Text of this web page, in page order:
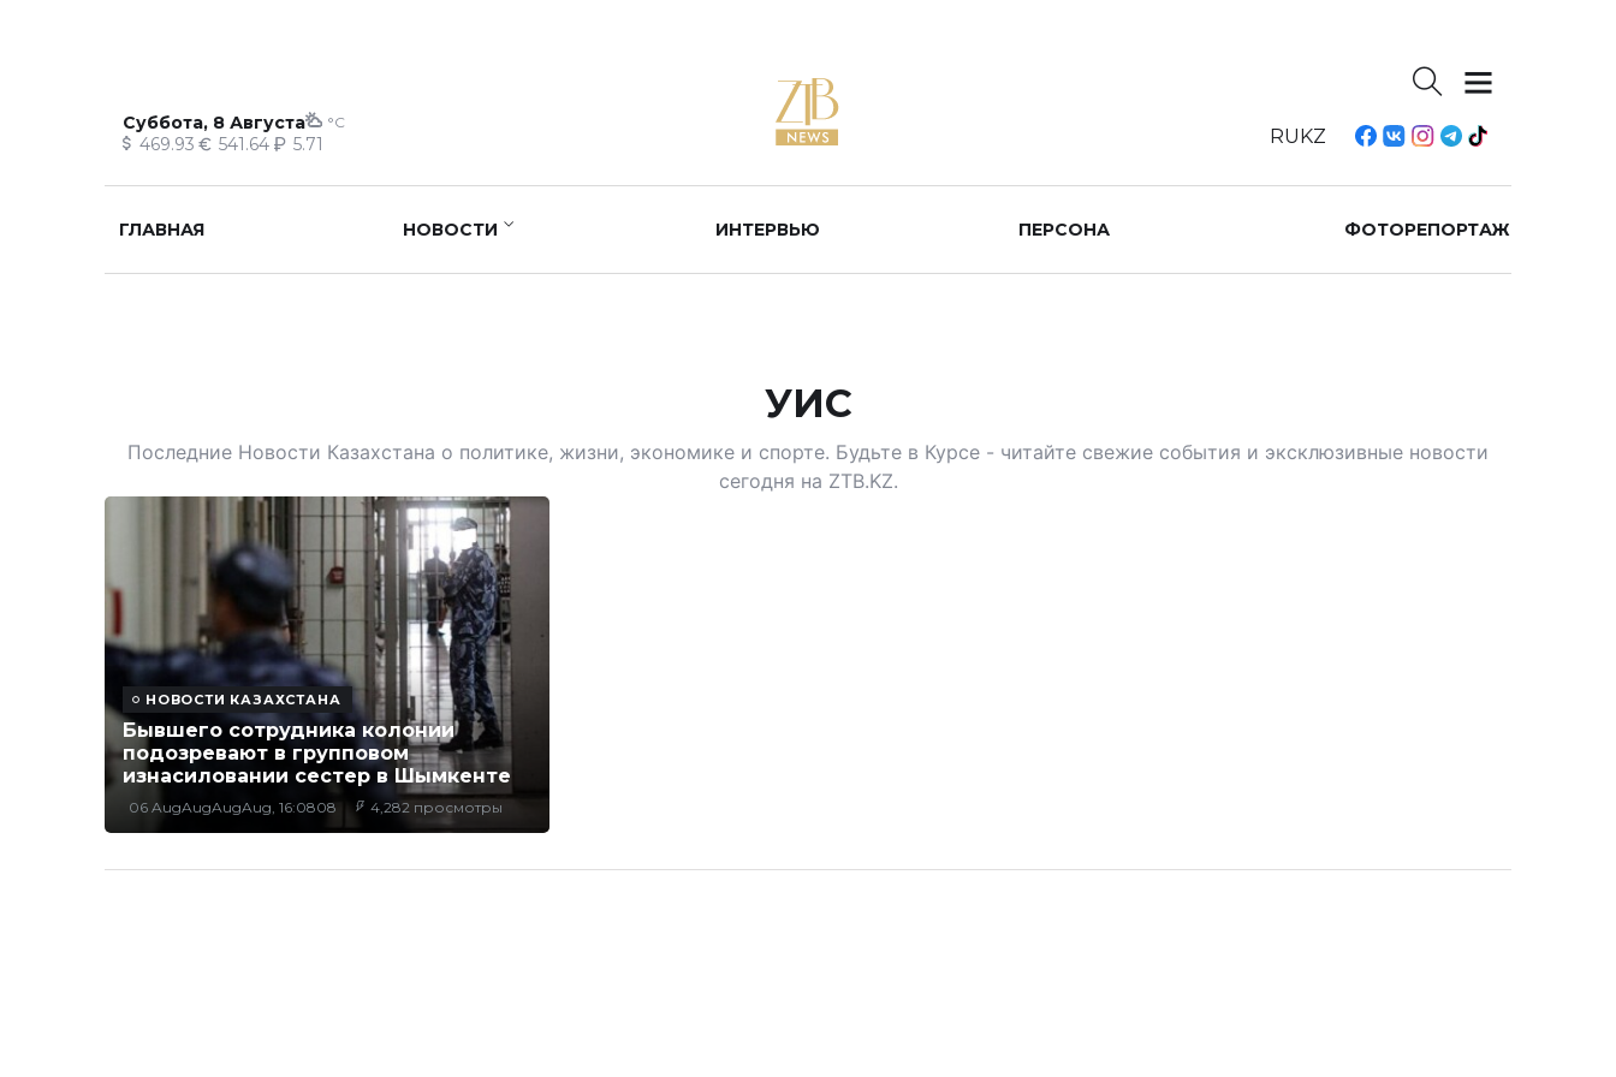
Суббота, 8 Августа °C
469.93 541.64 5.71 RUKZ
ГЛАВНАЯ НОВОСТИ ИНТЕРВЬЮ ПЕРСОНА ФОТОРЕПОРТАЖ
УИС
Последние Новости Казахстана о политике, жизни, экономике и спорте. Будьте в Курсе - читайте свежие события и эксклюзивные новости
сегодня на ZTB.KZ.
НОВОСТИ КАЗАХСТАНА
Бывшего сотрудника колонии
подозревают в групповом
изнасиловании сестер в Шымкенте
06 AugAugAugAug, 16:0808 4,282 просмотры